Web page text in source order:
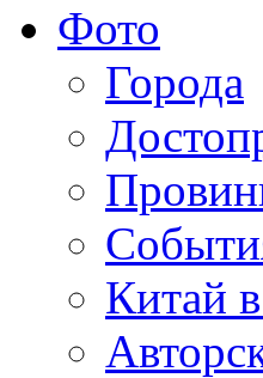
Фото
Города
Китай